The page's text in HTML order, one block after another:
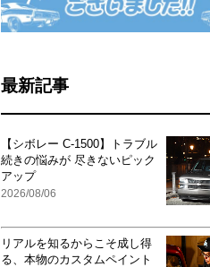
最新記事
【シボレー C-1500】トラブル
続きの悩みが 尽きないピック
アップ
2026/08/06
リアルを知るからこそ成し得
る、本物のカスタムペイント